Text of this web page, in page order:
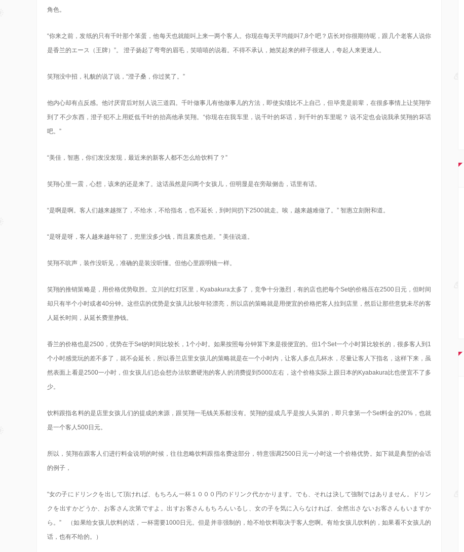
角色。
“你来之前，发纸的只有千叶那个笨蛋，他每天也就能叫上来一两个客人。你现在每天平均能叫7,8个吧？店长对你很期待呢，跟几个老客人说你
是香兰的エース（王牌）”。 澄子扬起了弯弯的眉毛，笑嘻嘻的说着。不得不承认，她笑起来的样子很迷人，夸起人来更迷人。
笑翔没中招，礼貌的说了说，“澄子桑，你过奖了。”
他内心却有点反感。他讨厌背后对别人说三道四。千叶做事儿有他做事儿的方法，即使实绩比不上自己，但毕竟是前辈，在很多事情上让笑翔学
到了不少东西，澄子犯不上用贬低千叶的抬高他承笑翔。“你现在在我车里，说千叶的坏话，到千叶的车里呢？ 说不定也会说我承笑翔的坏话
吧。”
“美佳，智惠，你们发没发现，最近来的新客人都不怎么给饮料了？”
笑翔心里一震，心想，该来的还是来了。这话虽然是问两个女孩儿，但明显是在旁敲侧击，话里有话。
“是啊是啊。客人们越来越抠了，不给水，不给指名，也不延长，到时间扔下2500就走。唉，越来越难做了。” 智惠立刻附和道。
“是呀是呀，客人越来越年轻了，兜里没多少钱，而且素质也差。” 美佳说道。
笑翔不吭声，装作没听见，准确的是装没听懂。但他心里跟明镜一样。
笑翔的推销策略是，用价格优势取胜。立川的红灯区里，Kyabakura太多了，竞争十分激烈，有的店也把每个Set的价格压在2500日元，但时间
却只有半个小时或者40分钟。这些店的优势是女孩儿比较年轻漂亮，所以店的策略就是用便宜的价格把客人拉到店里，然后让那些意犹未尽的客
人延长时间，从延长费里挣钱。
香兰的价格也是2500，优势在于Set的时间比较长，1个小时。如果按照每分钟算下来是很便宜的。但1个Set一个小时算比较长的，很多客人到1
个小时感觉玩的差不多了，就不会延长，所以香兰店里女孩儿的策略就是在一个小时内，让客人多点几杯水，尽量让客人下指名，这样下来，虽
然表面上看是2500一小时，但女孩儿们总会想办法软磨硬泡的客人的消费提到5000左右，这个价格实际上跟日本的Kyabakura比也便宜不了多
少。
饮料跟指名料的是店里女孩儿们的提成的来源，跟笑翔一毛钱关系都没有。笑翔的提成几乎是按人头算的，即只拿第一个Set料金的20%，也就
是一个客人500日元。
所以，笑翔在跟客人们进行料金说明的时候，往往忽略饮料跟指名费这部分，特意强调2500日元一小时这一个价格优势。如下就是典型的会话
的例子，
“女の子にドリンクを出して頂ければ、もちろん一杯１０００円のドリンク代かかります。でも、それは決して強制ではありません。ドリン
クを出すかどうか、お客さん次第ですよ。出すお客さんもちろんいるし、女の子を気に入らなければ、全然出さないお客さんもいますか
ら。” （如果给女孩儿饮料的话，一杯需要1000日元。但是并非强制的，给不给饮料取决于客人您啊。有给女孩儿饮料的，如果看不女孩儿的
话，也有不给的。）